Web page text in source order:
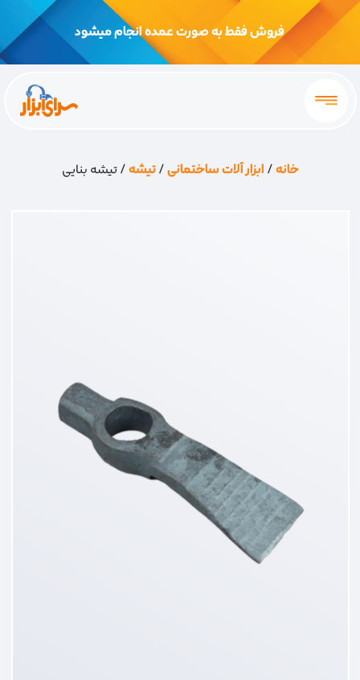
فروش فقط به صورت عمده انجام میشود
خانه/ابزار آلات ساختمانی/تیشه/ تیشه بنایی